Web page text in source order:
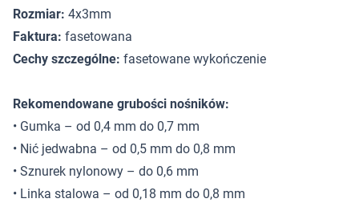
Rozmiar: 4x3mm
Faktura: fasetowana
Cechy szczególne: fasetowane wykończenie
Rekomendowane grubości nośników:
• Gumka – od 0,4 mm do 0,7 mm
• Nić jedwabna – od 0,5 mm do 0,8 mm
• Sznurek nylonowy – do 0,6 mm
• Linka stalowa – od 0,18 mm do 0,8 mm